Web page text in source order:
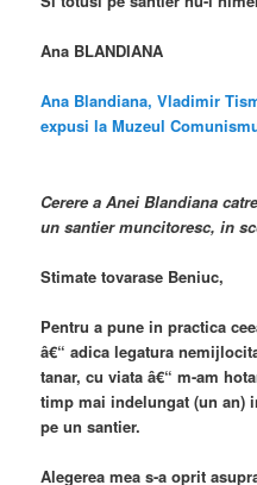
Ana BLANDIANA
Ana Blandiana, Vladimir
expusi la Muzeul
Cerere a Anei Blandiana
un santier muncitoresc, in
Stimate tovarase Beniuc,
Pentru a pune in practica
â€“ adica legatura
tanar, cu viata â€“ m-am
timp mai indelungat (un an)
pe un santier.
Alegerea mea s-a oprit